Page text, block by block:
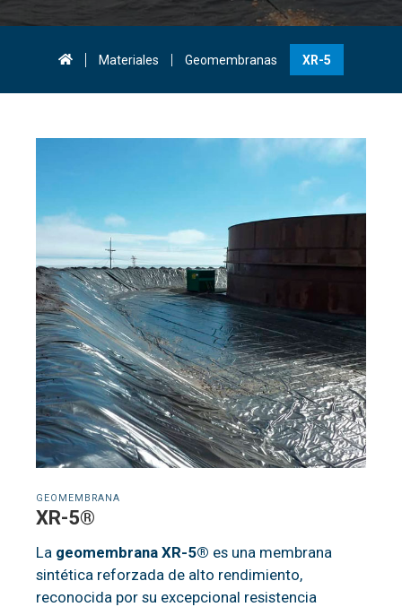
Materiales Geomembranas XR-5
GEOMEMBRANA
XR-5®
La geomembrana XR-5® es una membrana
sintética reforzada de alto rendimiento,
reconocida por su excepcional resistencia